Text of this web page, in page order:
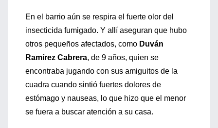
En el barrio aún se respira el fuerte olor del
insecticida fumigado. Y allí aseguran que hubo
otros pequeños afectados, como Duván
Ramírez Cabrera, de 9 años, quien se
encontraba jugando con sus amiguitos de la
cuadra cuando sintió fuertes dolores de
estómago y nauseas, lo que hizo que el menor
se fuera a buscar atención a su casa.